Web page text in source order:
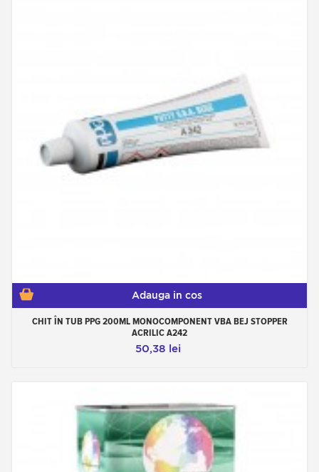
Adauga in cos
CHIT ÎN TUB PPG 200ML MONOCOMPONENT VBA BEJ STOPPER
ACRILIC A242
50,38 lei